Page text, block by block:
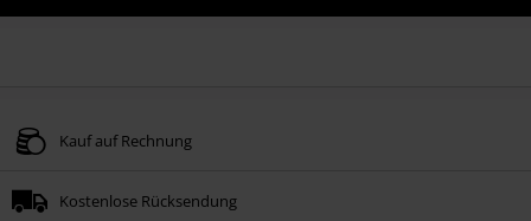
Kauf auf Rechnung
Kostenlose Rücksendung